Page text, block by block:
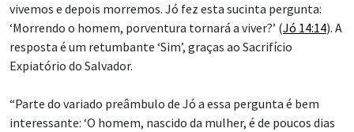
vivemos e depois morremos. Jó fez esta sucinta pergunta:
‘Morrendo o homem, porventura tornará a viver?’ (Jó 14:14). A
resposta é um retumbante ‘Sim’, graças ao Sacrifício
Expiatório do Salvador.
“Parte do variado preâmbulo de Jó a essa pergunta é bem
interessante: ‘O homem, nascido da mulher, é de poucos dias